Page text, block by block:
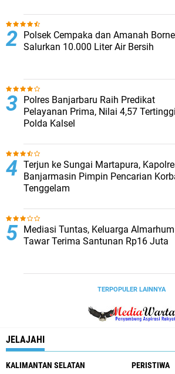
Polsek Cempaka dan Amanah
Salurkan 10.000 Liter Air Bersih
Polres Banjarbaru Raih Predikat
Pelayanan Prima, Nilai 4,57
Polda Kalsel
Terjun ke Sungai Martapura,
Banjarmasin Pimpin Pencarian
Tenggelam
Mediasi Tuntas, Keluarga Almarhum
Tawar Terima Santunan Rp16 Juta
TERPOPULER LAINNYA
JELAJAHI
KALIMANTAN SELATAN PERISTIWA